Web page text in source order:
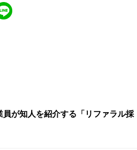
が知人を紹介する「リファラル採